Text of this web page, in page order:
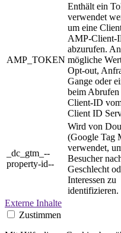
AMP_TOKEN
Enthält ein
verwendet
um eine
AMP-Client-
abzurufen.
mögliche
Opt-out,
Gange oder
beim Abrufen
Client-ID
Client ID
_dc_gtm_--
property-id--
Wird von
(Google Tag
verwendet,
Besucher
Geschlecht
Interessen zu
identifizieren.
Externe Inhalte
Zustimmen